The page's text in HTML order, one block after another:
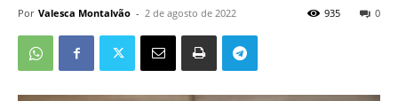
Por Valesca Montalvão - 2 de agosto de 2022 0
935